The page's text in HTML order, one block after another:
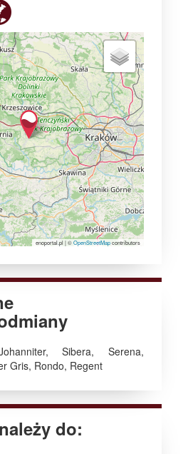
enoportal.pl|©OpenStreetMapcontributors
Sibera, Serena,
Gris, Rondo, Regent
do: